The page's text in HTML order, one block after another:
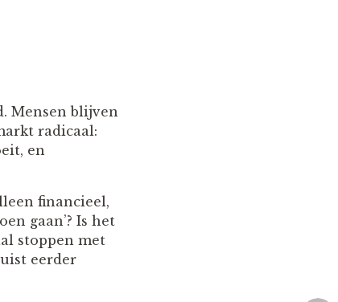
Mensen blijven
radicaal:
en
financieel,
gaan’? Is het
stoppen met
eerder